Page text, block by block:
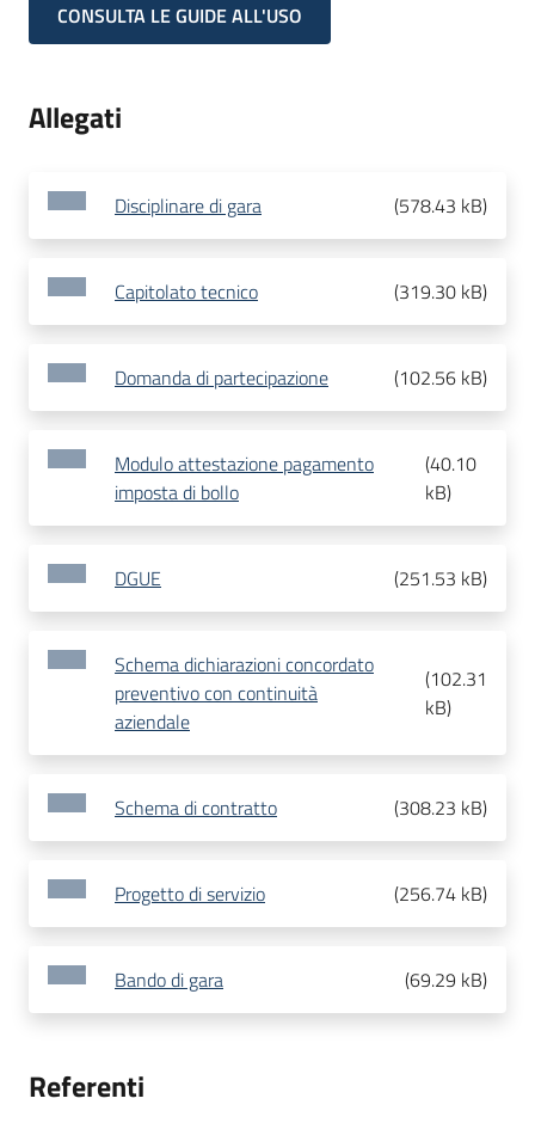
CONSULTA LE GUIDE ALL'USO
Allegati
Disciplinare di gara (578.43 kB)
Capitolato tecnico (319.30 kB)
Domanda di partecipazione (102.56 kB)
Modulo attestazione pagamento
imposta di bollo
(40.10
kB)
DGUE (251.53 kB)
Schema dichiarazioni concordato
preventivo con continuità
aziendale
(102.31
kB)
Schema di contratto (308.23 kB)
Progetto di servizio (256.74 kB)
Bando di gara (69.29 kB)
Referenti